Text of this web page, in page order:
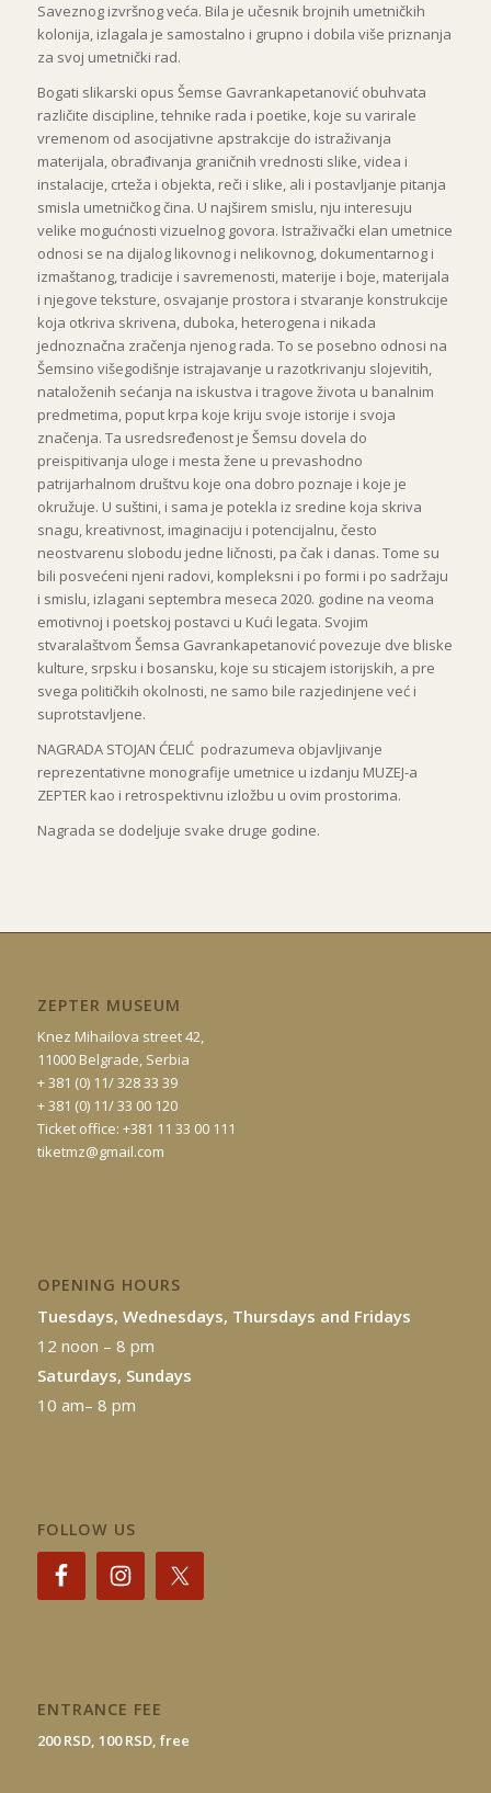
Saveznog izvršnog veća. Bila je učesnik brojnih umetničkih
kolonija, izlagala je samostalno i grupno i dobila više priznanja
za svoj umetnički rad.
Bogati slikarski opus Šemse Gavrankapetanović obuhvata
različite discipline, tehnike rada i poetike, koje su varirale
vremenom od asocijativne apstrakcije do istraživanja
materijala, obrađivanja graničnih vrednosti slike, videa i
instalacije, crteža i objekta, reči i slike, ali i postavljanje pitanja
smisla umetničkog čina. U najširem smislu, nju interesuju
velike mogućnosti vizuelnog govora. Istraživački elan umetnice
odnosi se na dijalog likovnog i nelikovnog, dokumentarnog i
izmaštanog, tradicije i savremenosti, materije i boje, materijala
i njegove teksture, osvajanje prostora i stvaranje konstrukcije
koja otkriva skrivena, duboka, heterogena i nikada
jednoznačna zračenja njenog rada. To se posebno odnosi na
Šemsino višegodišnje istrajavanje u razotkrivanju slojevitih,
nataloženih sećanja na iskustva i tragove života u banalnim
predmetima, poput krpa koje kriju svoje istorije i svoja
značenja. Ta usredsređenost je Šemsu dovela do
preispitivanja uloge i mesta žene u prevashodno
patrijarhalnom društvu koje ona dobro poznaje i koje je
okružuje. U suštini, i sama je potekla iz sredine koja skriva
snagu, kreativnost, imaginaciju i potencijalnu, često
neostvarenu slobodu jedne ličnosti, pa čak i danas. Tome su
bili posvećeni njeni radovi, kompleksni i po formi i po sadržaju
i smislu, izlagani septembra meseca 2020. godine na veoma
emotivnoj i poetskoj postavci u Kući legata. Svojim
stvaralaštvom Šemsa Gavrankapetanović povezuje dve bliske
kulture, srpsku i bosansku, koje su sticajem istorijskih, a pre
svega političkih okolnosti, ne samo bile razjedinjene već i
suprotstavljene.
NAGRADA STOJAN ĆELIĆ podrazumeva objavljivanje
reprezentativne monografije umetnice u izdanju MUZEJ-a
ZEPTER kao i retrospektivnu izložbu u ovim prostorima.
Nagrada se dodeljuje svake druge godine.
ZEPTER MUSEUM
Knez Mihailova street 42,
11000 Belgrade, Serbia
+ 381 (0) 11/ 328 33 39
+ 381 (0) 11/ 33 00 120
Ticket office: +381 11 33 00 111
tiketmz@gmail.com
OPENING HOURS
Tuesdays, Wednesdays, Thursdays and Fridays
12 noon – 8 pm
Saturdays, Sundays
10 am– 8 pm
FOLLOW US
ENTRANCE FEE
200 RSD, 100 RSD, free